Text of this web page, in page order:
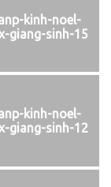
kinh-noel-
giang-sinh-15
kinh-noel-
giang-sinh-12